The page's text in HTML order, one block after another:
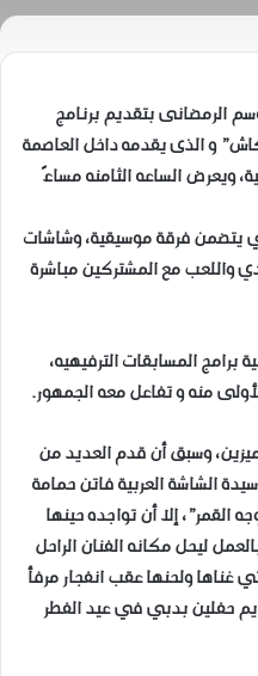
الرمضانى بتقديم برنامج
و الذى يقدمه داخل العاصمة
ويعرض الساعه الثامنه مساءً
يتضمن فرقة موسيقية، وشاشات
واللعب مع المشتركين مباشرة
برامج المسابقات الترفيهيه،
منه و تفاعل معه الجمهور.
وسبق أن قدم العديد من
الشاشة العربية فاتن حمامة
القمر”، إلا أن تواجده حينها
ليحل مكانه الفنان الراحل
غناها ولحنها عقب انفجار مرفأ
حفلين بدبي في عيد الفطر